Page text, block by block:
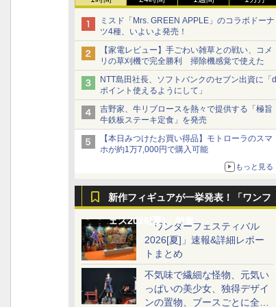
ミスド「Mrs. GREEN APPLE」のコラボドーナ
ツ4種、いよいよ発売！
【家電レビュー】手ごわい雑草との戦い、コメ
リの草刈機で完全勝利 掃除機感覚で使えた
NTT島田社長、ソフトバンクのセブン出資に「d
ポイント使えるようにして」
吉野家、牛リブロースを熱々で提供する「極旨
牛鉄板ステーキ定食」を発売
【本日みつけたお買い得品】モトローラのスマ
ホが約1万7,000円で購入可能
もっと見る
新作フィギュアが一挙発表！「ワンフ
ェス2026[夏]」特集「ワンダーフェスティバル
2026[夏]」速報&詳細レポー
トまとめ
不気味で繊細な怪物、元気い
っぱいの美少女、独得デザイ
ンの置物、ブースごとに全く